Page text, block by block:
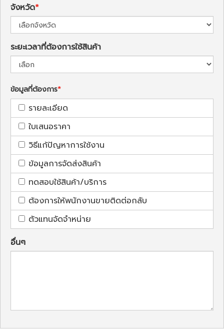
จังหวัด
ระยะเวลาที่ต้องการใช้สินค้า
ข้อมูลที่ต้องการ
รายละเอียด
ใบเสนอราคา
วิธีแก้ปัญหาการใช้งาน
ข้อมูลการจัดส่งสินค้า
ทดสอบใช้สินค้า/บริการ
ต้องการให้พนักงานขายติดต่อกลับ
ตัวแทนจัดจำหน่าย
อื่นๆ